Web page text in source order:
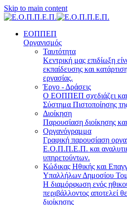
Skip to main content
ΕΟΠΠΕΠ
Οργανισμός
Ταυτότητα
Κεντρική μας επιδίωξη
εκπαίδευσης και
εργασίας.
Έργο - Δράσεις
Ο ΕΟΠΠΕΠ σχεδιάζει και
Σύστημα Πιστοποίησης
Διοίκηση
Παρουσίαση διοίκησης
Οργανόγραμμα
Γραφική παρουσίαση
Ε.Ο.Π.Π.Ε.Π. και
υπηρετούντων.
Κώδικας Ηθικής και
Υπαλλήλων Δημοσίου
Η διαμόρφωση ενός
περιβάλλοντος αποτελεί
διοίκησης